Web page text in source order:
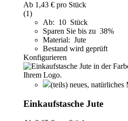
Ab 1,43 € pro Stück
(1)
Ab: 10 Stück
Sparen Sie bis zu 38%
Material: Jute
Bestand wird geprüft
Konfigurieren
(teils) neues, natürliches
Einkaufstasche Jute